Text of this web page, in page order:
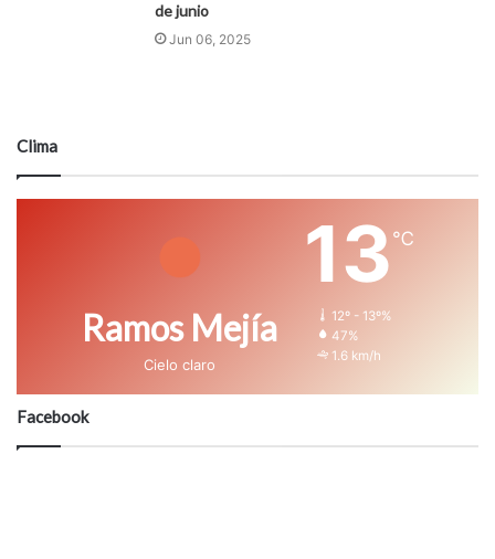
de junio
Jun 06, 2025
Clima
Ramos Mejía
Cielo claro
13 ℃
12º - 13º%
47%
1.6 km/h
Facebook